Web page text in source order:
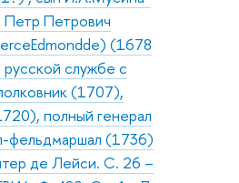
Петр Петрович
(1678
службе с
(1707),
полный генерал
фельдмаршал (1736)
де Лейси. С. 26 –